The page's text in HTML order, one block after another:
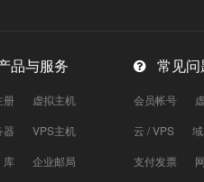
品与服务
册
虚拟主机
器
VPS主机
企业邮局
常见问
会员帐号
云 / VPS
支付发票